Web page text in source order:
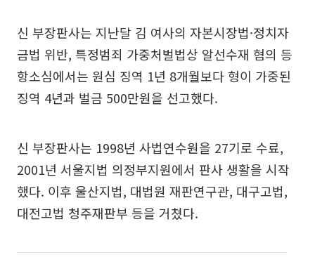
신 부장판사는 지난달 김 여사의 자본시장법·정치자
금법 위반, 특정범죄 가중처벌법상 알선수재 혐의 등
항소심에서는 원심 징역 1년 8개월보다 형이 가중된
징역 4년과 벌금 500만원을 선고했다.
신 부장판사는 1998년 사법연수원을 27기로 수료,
2001년 서울지법 의정부지원에서 판사 생활을 시작
했다. 이후 울산지법, 대법원 재판연구관, 대구고법,
대전고법 청주재판부 등을 거쳤다.